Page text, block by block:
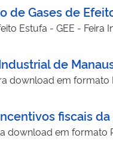
de Gases de
de
download em formato
fiscais da
download em formato